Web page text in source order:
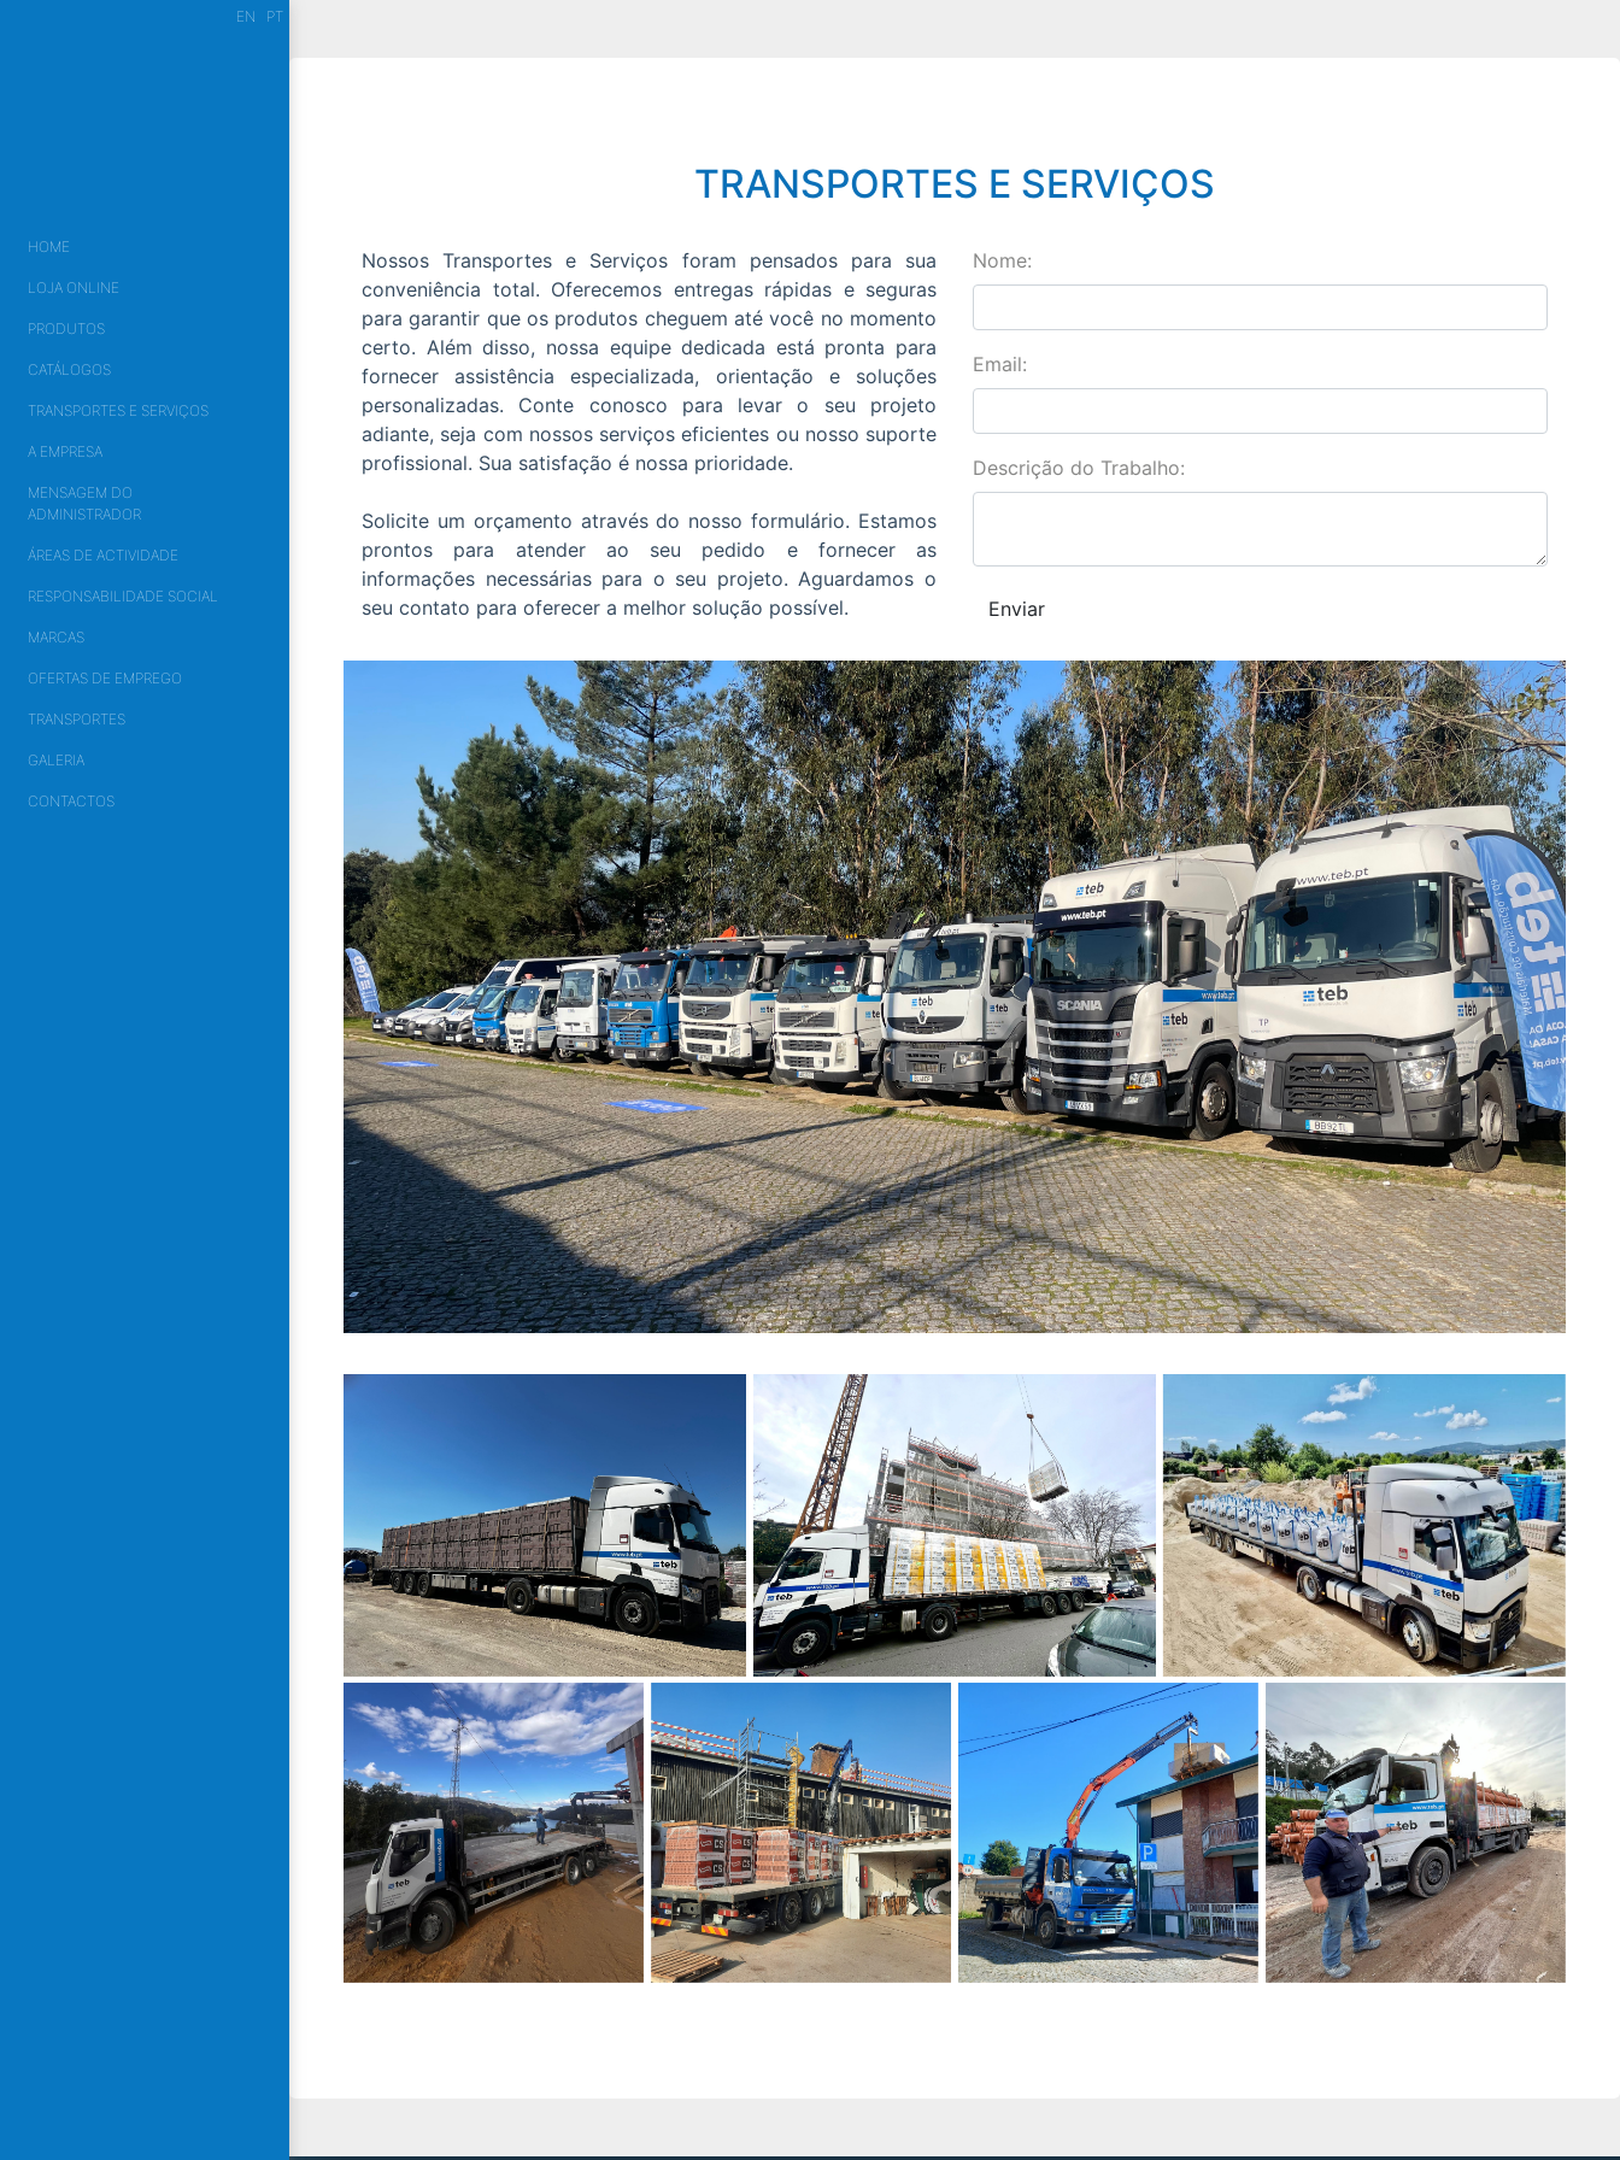
EN PT
HOME
LOJA ONLINE
PRODUTOS
CATÁLOGOS
TRANSPORTES E SERVIÇOS
A EMPRESA
MENSAGEM DO
ADMINISTRADOR
ÁREAS DE ACTIVIDADE
RESPONSABILIDADE SOCIAL
MARCAS
OFERTAS DE EMPREGO
TRANSPORTES
GALERIA
CONTACTOS
TRANSPORTES E SERVIÇOS
Nossos Transportes e Serviços foram pensados para sua
conveniência total. Oferecemos entregas rápidas e seguras
para garantir que os produtos cheguem até você no momento
certo. Além disso, nossa equipe dedicada está pronta para
fornecer assistência especializada, orientação e soluções
personalizadas. Conte conosco para levar o seu projeto
adiante, seja com nossos serviços eficientes ou nosso suporte
profissional. Sua satisfação é nossa prioridade.
Solicite um orçamento através do nosso formulário. Estamos
prontos para atender ao seu pedido e fornecer as
informações necessárias para o seu projeto. Aguardamos o
seu contato para oferecer a melhor solução possível.
Nome:
Email:
Descrição do Trabalho:
Enviar